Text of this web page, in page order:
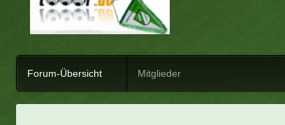
Forum-Übersicht Mitglieder